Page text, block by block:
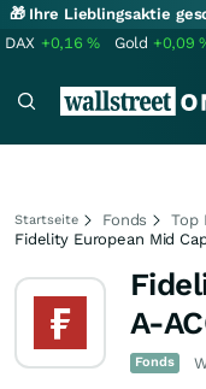
🎁 Ihre Lieblingsaktie
DAX +0,16% Gold +0,09
Startseite Fonds
Top
Fidelity European Mid
A-
Fonds